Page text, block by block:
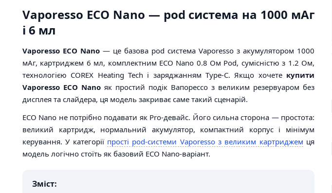
Vaporesso ECO Nano — pod система на 1000 мАг
і 6 мл
Vaporesso ECO Nano — це базова pod система Vaporesso з акумулятором 1000
мАг, картриджем 6 мл, комплектним ECO Nano 0.8 Ом Pod, сумісністю з 1.2 Ом,
технологією COREX Heating Tech і заряджанням Type-C. Якщо хочете купити
Vaporesso ECO Nano як простий подік Вапорессо з великим резервуаром без
дисплея та слайдера, ця модель закриває саме такий сценарій.
ECO Nano не потрібно подавати як Pro-девайс. Його сильна сторона — простота:
великий картридж, нормальний акумулятор, компактний корпус і мінімум
керування. У категорії прості pod-системи Vaporesso з великим картриджем ця
модель логічно стоїть як базовий ECO Nano-варіант.
Зміст: